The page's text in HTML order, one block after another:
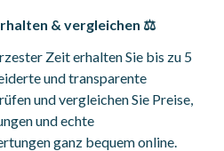
& vergleichen ⚖️
Zeit erhalten Sie bis zu 5
und transparente
und vergleichen Sie Preise,
und echte
ganz bequem online.